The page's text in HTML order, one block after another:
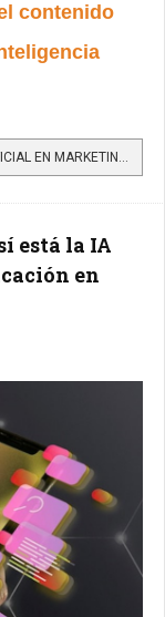
contenido
LEER MÁS…CÓMO USAR LA INTELIGENCIA ARTIFICIAL EN MARKETING VISUAL SIN REFORZAR ESTEREOTIPOS: LA APUESTA DE...
está la IA
en